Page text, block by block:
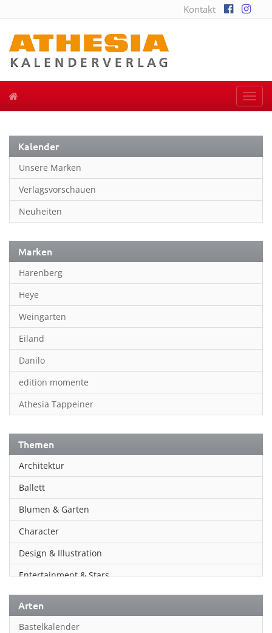
Kontakt
Kalender
Unsere Marken
Verlagsvorschauen
Neuheiten
Marken
Harenberg
Heye
Weingarten
Eiland
Danilo
edition momente
Athesia Tappeiner
Themen
Architektur
Ballett
Blumen & Garten
Character
Design & Illustration
Entertainment & Stars
Erotik
Essen & Trinken
Arten
Bastelkalender